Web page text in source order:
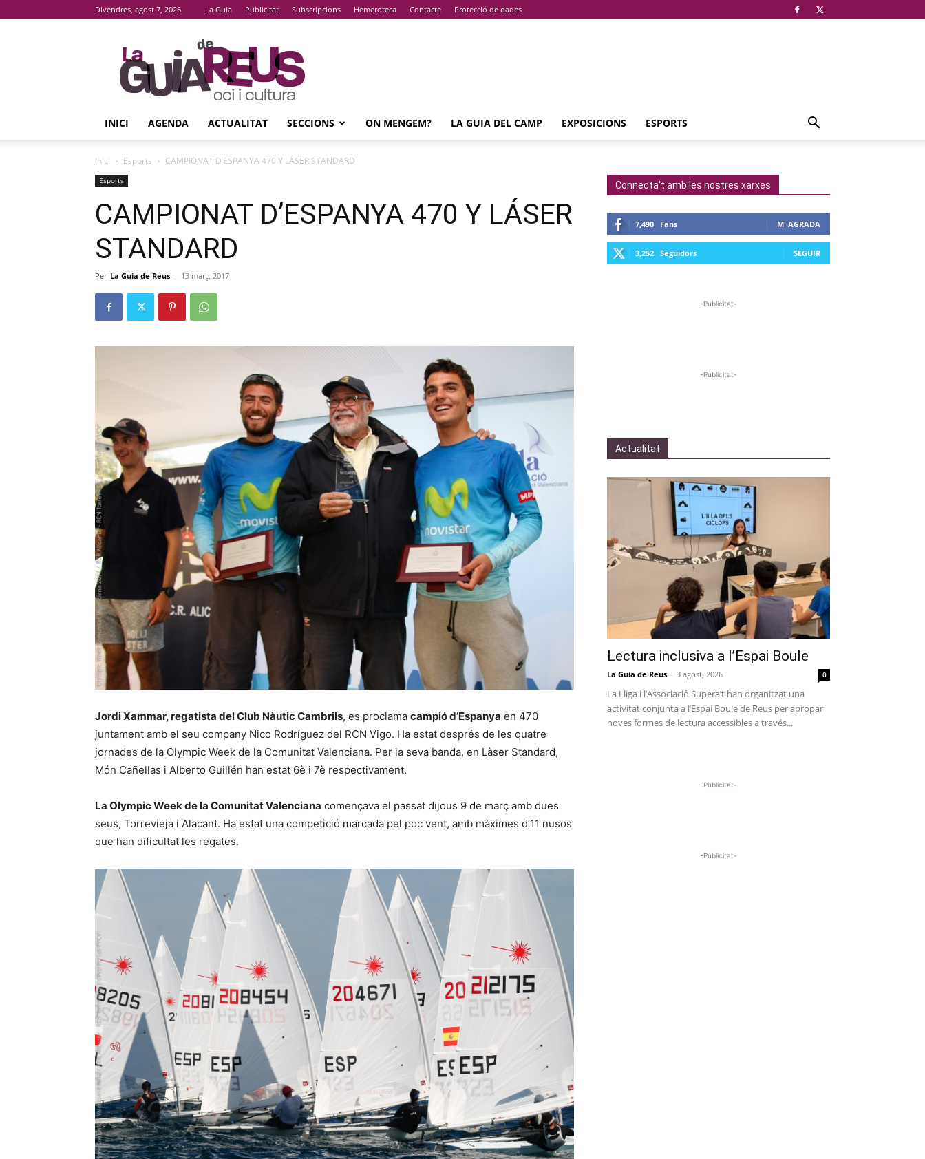
Divendres, agost 7, 2026 La Guia Publicitat Subscripcions Hemeroteca Contacte Protecció de dades
La
Guia
De
Reus
INICI AGENDA ACTUALITAT SECCIONS ON MENGEM? LA GUIA DEL CAMP EXPOSICIONS ESPORTS
Inici Esports CAMPIONAT D’ESPANYA 470 Y LÁSER STANDARD
Esports
CAMPIONAT D’ESPANYA 470 Y LÁSER
STANDARD
Per La Guia de Reus - 13 març, 2017
Jordi Xammar, regatista del Club Nàutic Cambrils, es proclama campió d’Espanya en 470
juntament amb el seu company Nico Rodríguez del RCN Vigo. Ha estat després de les quatre
jornades de la Olympic Week de la Comunitat Valenciana. Per la seva banda, en Làser Standard,
Món Cañellas i Alberto Guillén han estat 6è i 7è respectivament.
La Olympic Week de la Comunitat Valenciana començava el passat dijous 9 de març amb dues
seus, Torrevieja i Alacant. Ha estat una competició marcada pel poc vent, amb màximes d’11 nusos
que han dificultat les regates.
Connecta't amb les nostres xarxes
7,490 Fans M' AGRADA
3,252 Seguidors SEGUIR
-Publicitat-
-Publicitat-
Actualitat
Lectura inclusiva a l’Espai Boule
La Guia de Reus - 3 agost, 2026 0
La Lliga i l’Associació Supera’t han organitzat una
activitat conjunta a l’Espai Boule de Reus per apropar
noves formes de lectura accessibles a través...
-Publicitat-
-Publicitat-